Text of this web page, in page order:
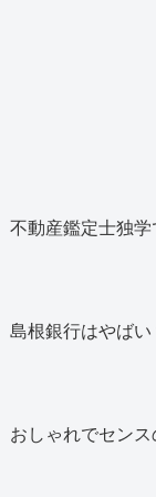
不動産鑑定士独学
島根銀行はやば
おしゃれでセン